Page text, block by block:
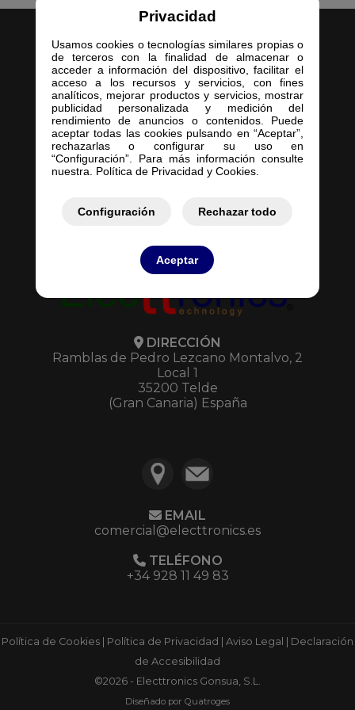
Privacidad
Usamos cookies o tecnologías similares propias o
de terceros con la finalidad de almacenar o
acceder a información del dispositivo, facilitar el
acceso a los recursos y servicios, con fines
analíticos, mejorar productos y servicios, mostrar
publicidad personalizada y medición del
rendimiento de anuncios o contenidos. Puede
aceptar todas las cookies pulsando en “Aceptar”,
rechazarlas o configurar su uso en
“Configuración”. Para más información consulte
nuestra. Política de Privacidad y Cookies.
Configuración Rechazar todo
Aceptar
Inicio
Empresa
Servicios
Contacto
Mis Pedidos
DIRECCIÓN
Ramblas de Pedro Lezcano Montalvo, 2
Local 1
35200 Telde
(Gran Canaria) España
EMAIL
comercial@electtronics.es
TELÉFONO
+34 928 11 49 83
Política de Cookies Política de Privacidad Aviso Legal
Declaración
de Accesibilidad
©2026 - Electtronics Gonsua, S.L.
Diseñado por Quatroges